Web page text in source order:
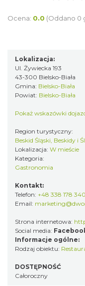
Ocena: 0.0 (Oddano 0
Lokalizacja:
Ul. Żywiecka 193
43-300 Bielsko-Biała
Gmina: Bielsko-Biała
Powiat: Bielsko-Biała
Pokaż wskazówki
Region turystyczny:
Beskid Śląski, Beskidy i
Lokalizacja: W mieście
Kategoria:
Gastronomia
Kontakt:
Telefon: +48 338 178 340
Email:
Strona internetowa:
Social media:
Informacje ogólne:
Rodzaj obiektu:
DOSTĘPNOŚĆ
Całoroczny